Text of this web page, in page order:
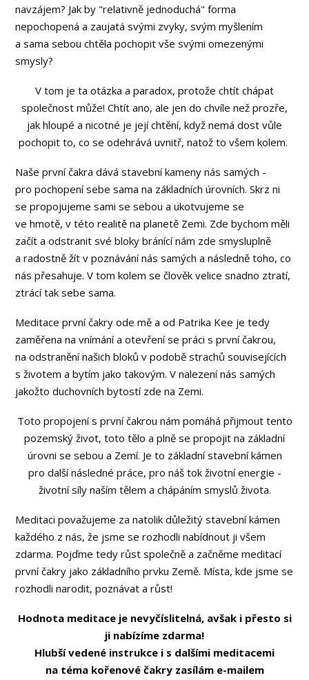
navzájem? Jak by "relativně jednoduchá" forma
nepochopená a zaujatá svými zvyky, svým myšlením
a sama sebou chtěla pochopit vše svými omezenými
smysly?
V tom je ta otázka a paradox, protože chtít chápat
společnost může! Chtít ano, ale jen do chvíle než prozře,
jak hloupé a nicotné je její chtění, když nemá dost vůle
pochopit to, co se odehrává uvnitř, natož to všem kolem.
Naše první čakra dává stavební kameny nás samých -
pro pochopení sebe sama na základních úrovních. Skrz ni
se propojujeme sami se sebou a ukotvujeme se
ve hmotě, v této realitě na planetě Zemi. Zde bychom měli
začít a odstranit své bloky bránící nám zde smysluplně
a radostně žít v poznávání nás samých a následně toho, co
nás přesahuje. V tom kolem se člověk velice snadno ztratí,
ztrácí tak sebe sama.
Meditace první čakry ode mě a od Patrika Kee je tedy
zaměřena na vnímání a otevření se práci s první čakrou,
na odstranění našich bloků v podobě strachů souvisejících
s životem a bytím jako takovým. V nalezení nás samých
jakožto duchovních bytostí zde na Zemi.
Toto propojení s první čakrou nám pomáhá přijmout tento
pozemský život, toto tělo a plně se propojit na základní
úrovni se sebou a Zemí. Je to základní stavební kámen
pro další následné práce, pro náš tok životní energie -
životní síly naším tělem a chápáním smyslů života.
Meditaci považujeme za natolik důležitý stavební kámen
každého z nás, že jsme se rozhodli nabídnout ji všem
zdarma. Pojďme tedy růst společně a začněme meditací
první čakry jako základního prvku Země. Místa, kde jsme se
rozhodli narodit, poznávat a růst!
Hodnota meditace je nevyčíslitelná, avšak i přesto si
ji nabízíme zdarma!
Hlubší vedené instrukce i s dalšími meditacemi
na téma kořenové čakry zasílám e-mailem